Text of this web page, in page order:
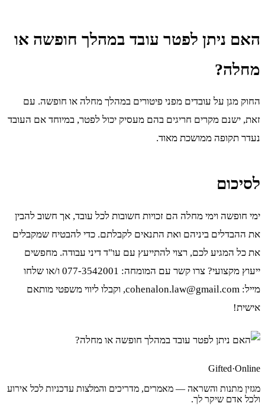
האם ניתן לפטר עובד במהלך חופשה או
מחלה?
החוק מגן על עובדים מפני פיטורים במהלך מחלה או חופשה. עם
זאת, ישנם מקרים חריגים בהם מעסיק יכול לפטר, במיוחד אם העובד
נעדר תקופה ממושכת מאוד.
לסיכום
ימי חופשה וימי מחלה הם זכויות חשובות לכל עובד, אך חשוב להבין
את ההבדלים ביניהם ואת התנאים לקבלתם. כדי להבטיח שמקבלים
את כל המגיע לכם, רצוי להתייעץ עם עו"ד דיני עבודה. מחפשים
ייעוץ מקצועי? צרו קשר עם המומחה: 077-3542001 ו/או שלחו
מייל: cohenalon.law@gmail.com, וקבלו ליווי משפטי מותאם
אישית!
Gifted·Online
מגזין מתנות והשראה — מאמרים, מדריכים והמלצות עדכניות לכל אירוע
ולכל אדם שיקר לך.